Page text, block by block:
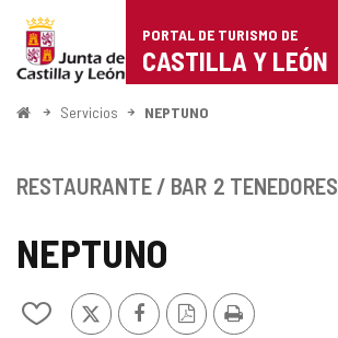
Portal
de
Turismo
Castilla
León
PORTAL DE TURISMO DE
CASTILLA Y LEÓN
InicioServicios NEPTUNO
NEPTUNO
Añadir/quitar
X FacebookVersión
PDF
Imprimir
RESTAURANTE / BAR 2 TENEDORES